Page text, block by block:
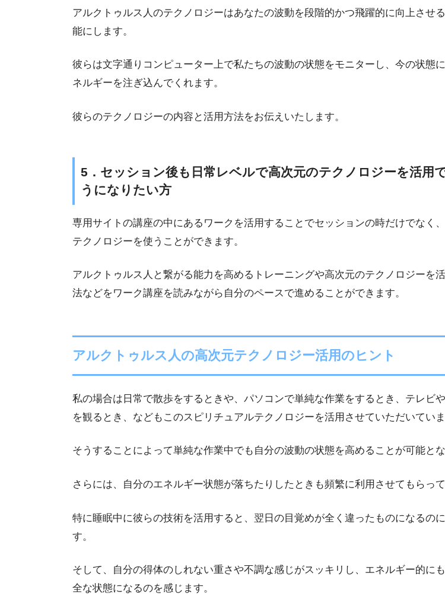
アルクトゥルス人のテクノロジーはあなたの波動を段階的かつ飛躍的に向上させ
能にします。
彼らは文字通りコンピューター上で私たちの波動の状態をモニターし、今の状態
ネルギーを注ぎ込んでくれます。
彼らのテクノロジーの内容と活用方法をお伝えいたします。
5．セッション後も日常レベルで高次元のテクノロジーを活用
うになりたい方
専用サイトの講座の中にあるワークを活用することでセッションの時だけでなく
テクノロジーを使うことができます。
アルクトゥルス人と繋がる能力を高めるトレーニングや高次元のテクノロジーを
法などをワーク講座を読みながら自分のペースで進めることができます。
アルクトゥルス人の高次元テクノロジー活用のヒント
私の場合は日常で散歩をするときや、パソコンで単純な作業をするとき、テレビ
を観るとき、などもこのスピリチュアルテクノロジーを活用させていただいていま
そうすることによって単純な作業中でも自分の波動の状態を高めることが可能とな
さらには、自分のエネルギー状態が落ちたりしたときも頻繁に利用させてもらって
特に睡眠中に彼らの技術を活用すると、翌日の目覚めが全く違ったものになるの
す。
そして、自分の得体のしれない重さや不調な感じがスッキリし、エネルギー的に
全な状態になるのを感じます。